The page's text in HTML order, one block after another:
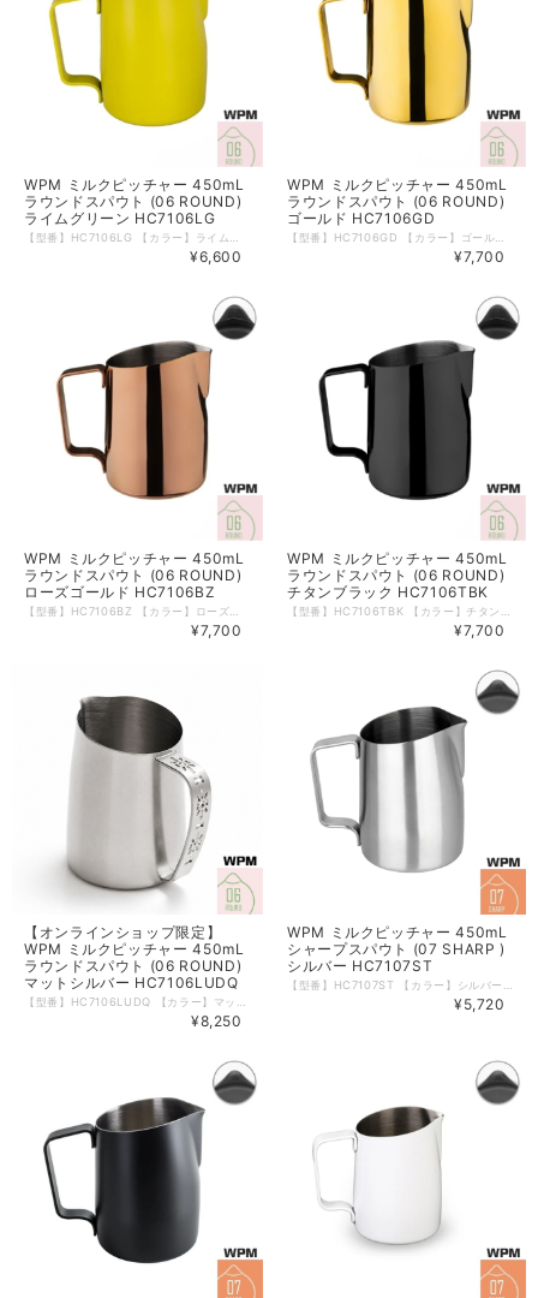
WPM ミルクピッチャー 450mL
ラウンドスパウト (06 ROUND)
ライムグリーン HC7106LG
¥6,600
WPM ミルクピッチャー 450mL
ラウンドスパウト (06 ROUND)
ゴールド HC7106GD
¥7,700
WPM ミルクピッチャー 450mL
ラウンドスパウト (06 ROUND)
ローズゴールド HC7106BZ
¥7,700
WPM ミルクピッチャー 450mL
ラウンドスパウト (06 ROUND)
チタンブラック HC7106TBK
¥7,700
【オンラインショップ限定】
WPM ミルクピッチャー 450mL
ラウンドスパウト (06 ROUND)
マットシルバー HC7106LUDQ
¥8,250
WPM ミルクピッチャー 450mL
シャープスパウト (07 SHARP )
シルバー HC7107ST
¥5,720